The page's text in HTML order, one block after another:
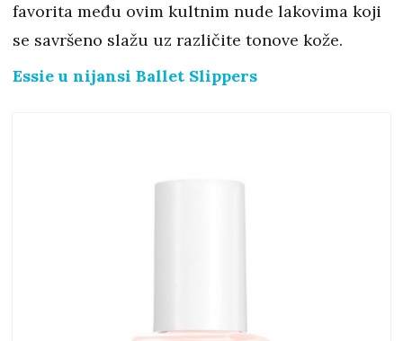
favorita među ovim kultnim nude lakovima koji
se savršeno slažu uz različite tonove kože.
Essie u nijansi Ballet Slippers